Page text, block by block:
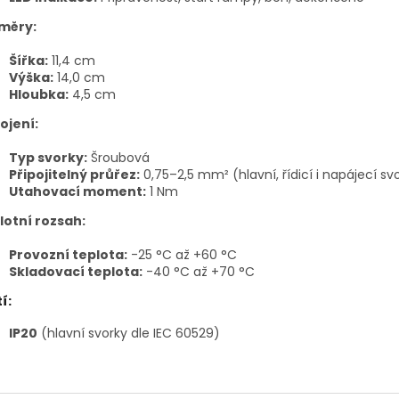
Šířka: 11,4 cm
Výška: 14,0 cm
Hloubka: 4,5 cm
Typ svorky: Šroubová
Připojitelný průřez: 0,75–2,5 mm² (hlavní, řídicí i napájecí
Utahovací moment: 1 Nm
rozsah:
Provozní teplota: -25 °C až +60 °C
Skladovací teplota: -40 °C až +70 °C
IP20 (hlavní svorky dle IEC 60529)